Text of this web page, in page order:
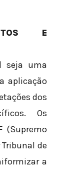
E
seja uma
aplicação
dos
Os
(Supremo
Tribunal de
a